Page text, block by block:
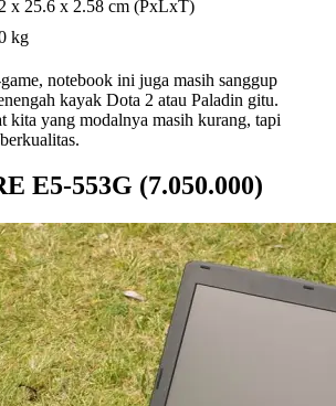
x 25.6 x 2.58 cm (PxLxT)
kg
notebook ini juga masih sanggup
kayak Dota 2 atau Paladin gitu.
kita yang modalnya masih kurang, tapi
E5-553G (7.050.000)